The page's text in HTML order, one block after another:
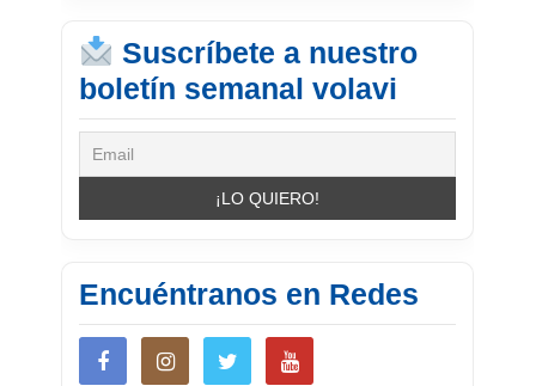
Suscríbete a nuestro
boletín semanal volavi
Encuéntranos en Redes